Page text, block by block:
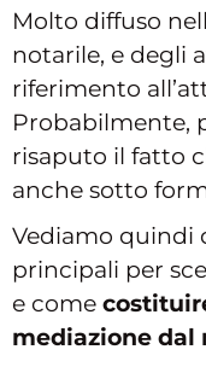
Molto diffuso
notarile, e degli
riferimento
Probabilmente,
risaputo il fatto
anche sotto
Vediamo quindi
principali per
e come
mediazione dal